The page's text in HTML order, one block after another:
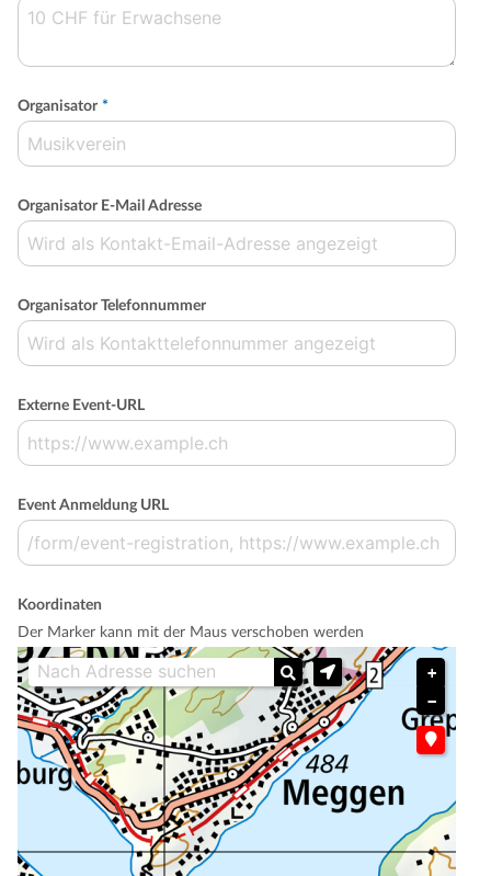
Organisator *
Organisator E-Mail Adresse
Organisator Telefonnummer
Externe Event-URL
Event Anmeldung URL
Koordinaten
Der Marker kann mit der Maus verschoben werden
+
−